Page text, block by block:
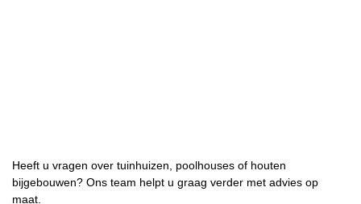
Heeft u vragen over tuinhuizen, poolhouses of houten
bijgebouwen? Ons team helpt u graag verder met advies op
maat.